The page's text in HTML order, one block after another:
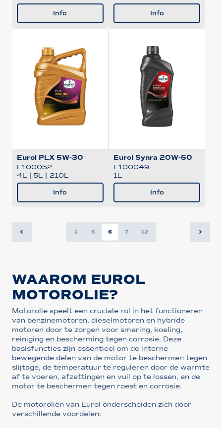
Info Info
Eurol PLX 5W-30
E100052
4L | 5L | 210L
Info
Eurol Synra 20W-50
E100049
1L
Info
1 5 6 7 12
WAAROM EUROL
MOTOROLIE?
Motorolie speelt een cruciale rol in het functioneren
van benzinemotoren, dieselmotoren en hybride
motoren door te zorgen voor smering, koeling,
reiniging en bescherming tegen corrosie. Deze
basisfuncties zijn essentieel om de interne
bewegende delen van de motor te beschermen tegen
slijtage, de temperatuur te reguleren door de warmte
af te voeren, afzettingen en vuil op te lossen, en de
motor te beschermen tegen roest en corrosie.
De motoroliën van Eurol onderscheiden zich door
verschillende voordelen: